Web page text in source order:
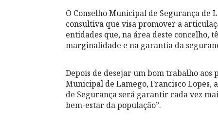
O Conselho Municipal de Segurança de
consultiva que visa promover a
entidades que, na área deste concelho,
marginalidade e na garantia da
Depois de desejar um bom trabalho aos
Municipal de Lamego, Francisco Lopes,
de Segurança será garantir cada vez
bem-estar da população”.